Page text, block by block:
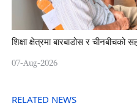
शिक्षा क्षेत्रमा बारबाडोस र चीनबीचको
07-Aug-2026
RELATED NEWS